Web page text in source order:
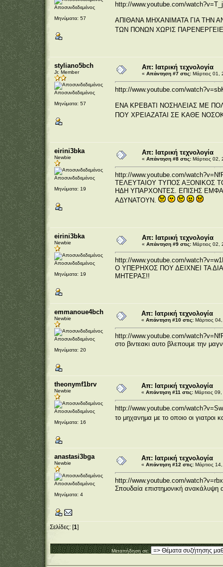
Αποσυνδεδεμένος
Μηνύματα: 57
http://www.youtube.com/
ΑΠΙΘΑΝΑ ΜΗΧΑΝΙΜΑΤΑ ΓΙΑ ΤΗΝ
ΤΩΝ ΠΟΝΩΝ ΧΩΡΙΣ
styliano5bch
Jr. Member
Αποσυνδεδεμένος
Μηνύματα: 57
Απ: Ιατρική τεχνολογία
« Απάντηση #7 στις:Μάρτιος 01,
http://www.youtube.com/
ΕΝΑ ΚΡΕΒΑΤΙ ΝΟΣΗΛΕΙΑΣ ΜΕ
ΠΟΥ ΧΡΕΙΑΖΑΤΑΙ ΣΕ ΚΑΘΕ
eirini3bka
Newbie
Αποσυνδεδεμένος
Μηνύματα: 19
Απ: Ιατρική τεχνολογία
« Απάντηση #8 στις:Μάρτιος 02,
http://www.youtube.com/
ΤΕΛΕΥΤΑΙΟΥ ΤΥΠΟΣ ΑΞΟΝΙΚΟΣ
ΗΔΗ ΥΠΑΡΧΟΝΤΕΣ. ΕΠΙΣΗΣ
ΑΔΥΝΑΤΟΥΝ.
eirini3bka
Newbie
Αποσυνδεδεμένος
Μηνύματα: 19
Απ: Ιατρική τεχνολογία
« Απάντηση #9 στις:Μάρτιος 02,
http://www.youtube.com/
Ο ΥΠΕΡΗΧΟΣ ΠΟΥ ΔΕΙΧΝΕΙ ΤΑ
ΜΗΤΕΡΑΣ!!
emmanoue4bch
Newbie
Αποσυνδεδεμένος
Μηνύματα: 20
Απ: Ιατρική τεχνολογία
« Απάντηση #10 στις:Μάρτιος
http://www.youtube.com/
στο βιντεακι αυτο βλεπουμε την
theonymf1brv
Newbie
Αποσυνδεδεμένος
Μηνύματα: 16
Απ: Ιατρική τεχνολογία
« Απάντηση #11 στις:Μάρτιος
http://www.youtube.com/
το μηχανημα με το οποιο οι
anastasi3bga
Newbie
Αποσυνδεδεμένος
Μηνύματα: 4
Απ: Ιατρική τεχνολογία
« Απάντηση #12 στις:Μάρτιος
http://www.youtube.com/
Σπουδαία επιστημονική ανακάλυψη
Σελίδες: [1]
Μεταπήδηση σε: